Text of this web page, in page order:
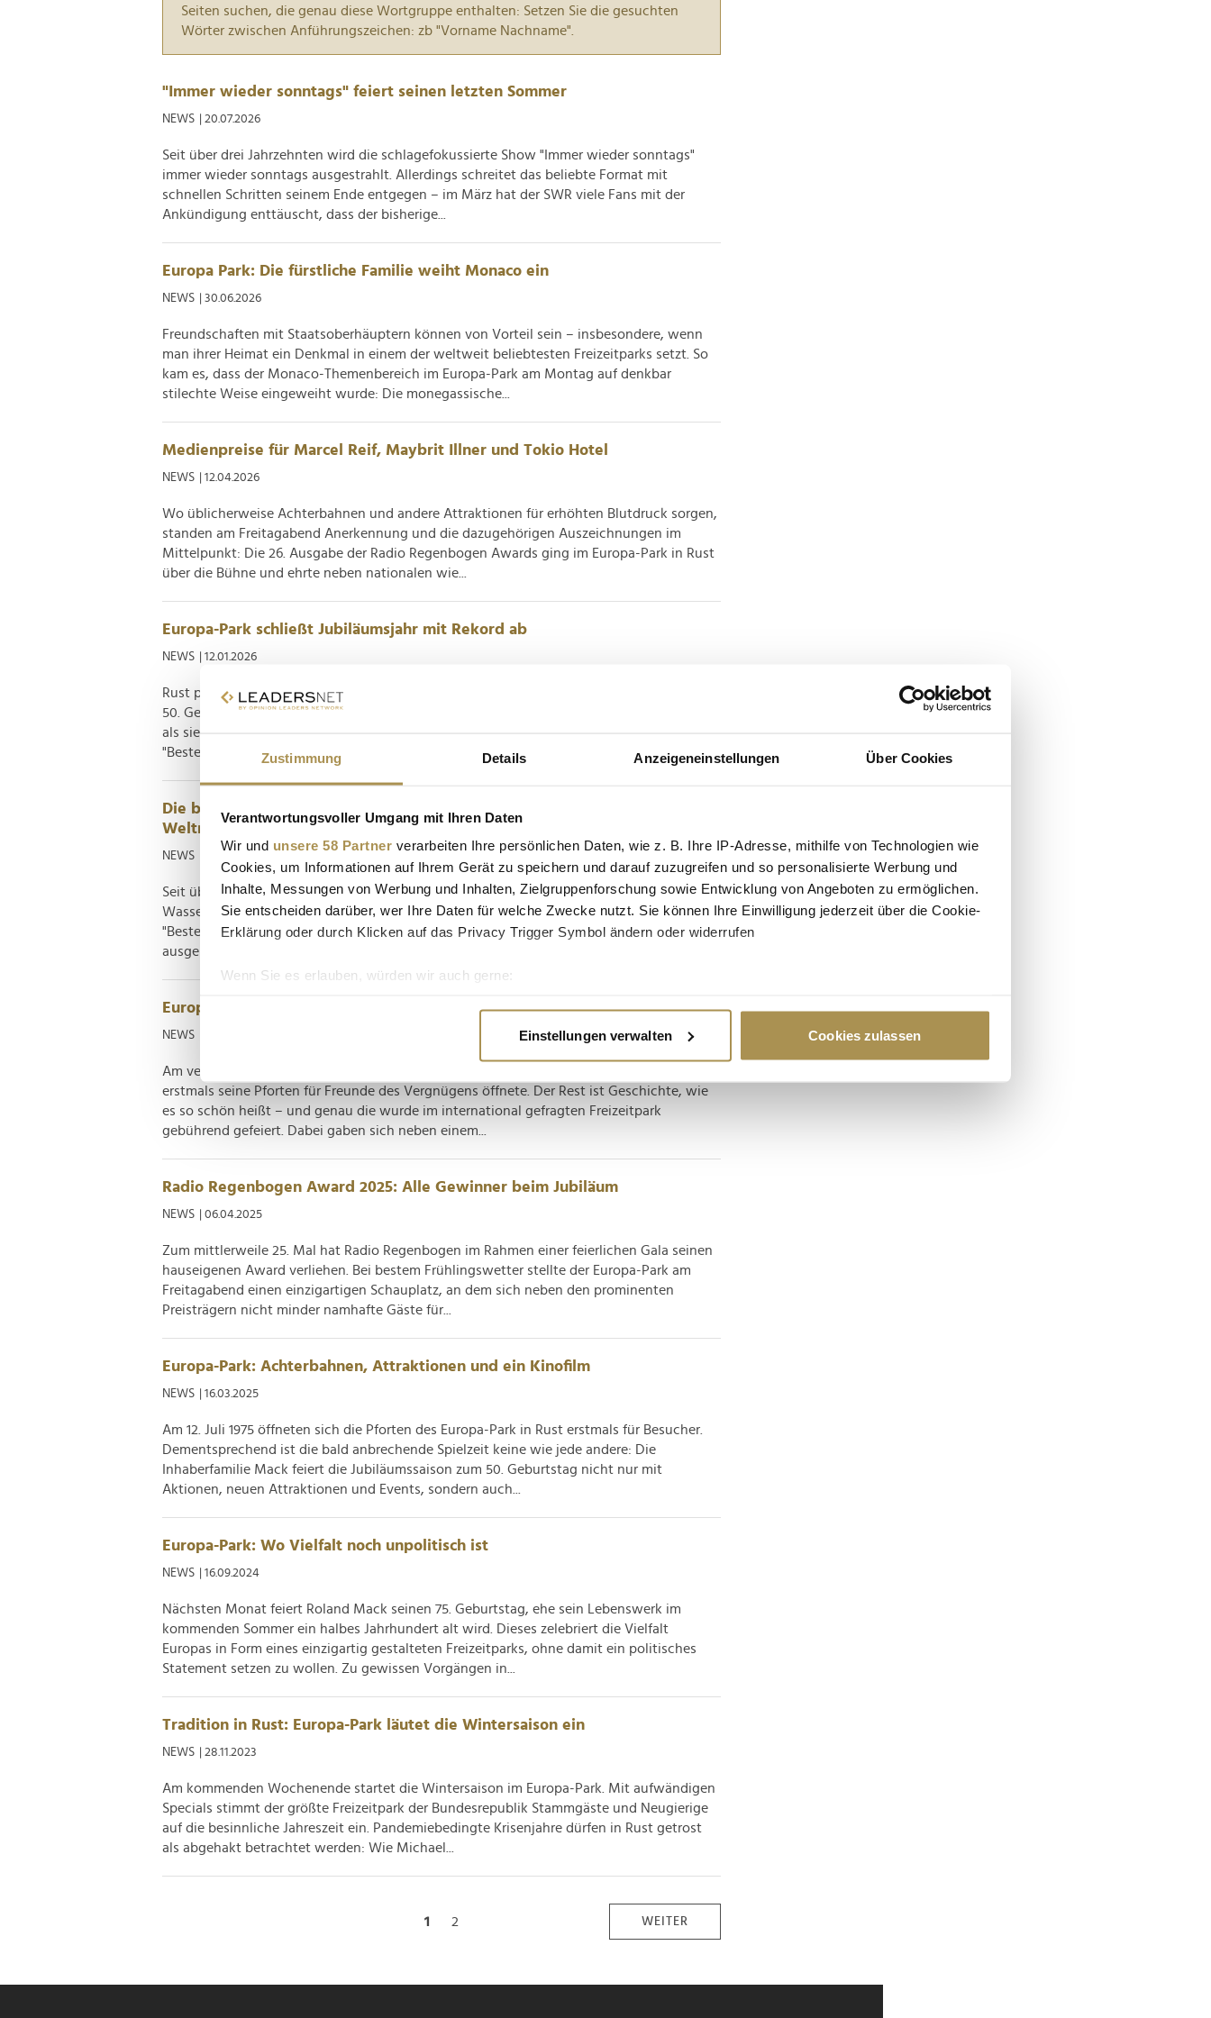
Zustimmung Details Anzeigeneinstellungen Über Cookies
Verantwortungsvoller Umgang mit Ihren Daten
Wir und unsere 58 Partner verarbeiten Ihre persönlichen Daten, wie z. B. Ihre IP-Adresse, mithilfe von Technologien wie
Cookies, um Informationen auf Ihrem Gerät zu speichern und darauf zuzugreifen und so personalisierte Werbung und
Inhalte, Messungen von Werbung und Inhalten, Zielgruppenforschung sowie Entwicklung von Angeboten zu ermöglichen.
Sie entscheiden darüber, wer Ihre Daten für welche Zwecke nutzt. Sie können Ihre Einwilligung jederzeit über die Cookie-
Erklärung oder durch Klicken auf das Privacy Trigger Symbol ändern oder widerrufen
Wenn Sie es erlauben, würden wir auch gerne:
Erfahren Sie mehr darüber, wie Ihre persönlichen Daten verarbeitet werden, und legen Sie Ihre Präferenzen im
Wir verwenden Cookies, um Inhalte und Anzeigen zu personalisieren, Funktionen für soziale Medien anbieten zu können
und die Zugriffe auf unsere Website zu analysieren. Außerdem geben wir Informationen zu Ihrer Verwendung unserer
Website an unsere Partner für soziale Medien, Werbung und Analysen weiter. Unsere Partner führen diese Informationen
möglicherweise mit weiteren Daten zusammen, die Sie ihnen bereitgestellt haben oder die sie im Rahmen Ihrer Nutzung
der Dienste gesammelt haben.
Einstellungen verwalten Cookies zulassen
Seiten suchen, die genau diese Wortgruppe enthalten: Setzen Sie die gesuchten
Wörter zwischen Anführungszeichen: zb "Vorname Nachname".
"Immer wieder sonntags" feiert seinen letzten Sommer
NEWS | 20.07.2026
Seit über drei Jahrzehnten wird die schlagefokussierte Show "Immer wieder sonntags"
immer wieder sonntags ausgestrahlt. Allerdings schreitet das beliebte Format mit
schnellen Schritten seinem Ende entgegen – im März hat der SWR viele Fans mit der
Ankündigung enttäuscht, dass der bisherige...
Europa Park: Die fürstliche Familie weiht Monaco ein
NEWS | 30.06.2026
Freundschaften mit Staatsoberhäuptern können von Vorteil sein – insbesondere, wenn
man ihrer Heimat ein Denkmal in einem der weltweit beliebtesten Freizeitparks setzt. So
kam es, dass der Monaco-Themenbereich im Europa-Park am Montag auf denkbar
stilechte Weise eingeweiht wurde: Die monegassische...
Medienpreise für Marcel Reif, Maybrit Illner und Tokio Hotel
NEWS | 12.04.2026
Wo üblicherweise Achterbahnen und andere Attraktionen für erhöhten Blutdruck sorgen,
standen am Freitagabend Anerkennung und die dazugehörigen Auszeichnungen im
Mittelpunkt: Die 26. Ausgabe der Radio Regenbogen Awards ging im Europa-Park in Rust
über die Bühne und ehrte neben nationalen wie...
Europa-Park schließt Jubiläumsjahr mit Rekord ab
NEWS | 12.01.2026
Rust präsentiert ein Resümee mit Ausrufezeichen: Nach einer Saison ganz im Zeichen des
50. Geburtstags vermelden die Betreiber des Europa-Park nun, dass 2025 erstmals mehr
als sieben Millionen vergnügungslustige Menschen zu Gast waren. Damit übertrifft der
"Beste Freizeitpark der Welt" (laut Golden...
Die besten Freizeitparks und Achterbahnen: Deutschland weiter auf
Weltniveau
NEWS
Seit über einem Vierteljahrhundert werden die Golden Ticket Awards an Freizeit- und
Wasserparks sowie die dazugehörigen Attraktionen vergeben. In der Königskategorie
"Bester Freizeitpark der Welt" ist die Konkurrenz dank global bekannter Marken
ausgeprägt – und doch geht der Award dieses Jahr schon...
Europa-Park ist 50: Große Erinnerungen und bekannte Gratulanten
NEWS
Am vergangen Samstag hat es sich zum 50. Mal gejährt, dass der Europa-Park in Rust
erstmals seine Pforten für Freunde des Vergnügens öffnete. Der Rest ist Geschichte, wie
es so schön heißt – und genau die wurde im international gefragten Freizeitpark
gebührend gefeiert. Dabei gaben sich neben einem...
Radio Regenbogen Award 2025: Alle Gewinner beim Jubiläum
NEWS | 06.04.2025
Zum mittlerweile 25. Mal hat Radio Regenbogen im Rahmen einer feierlichen Gala seinen
hauseigenen Award verliehen. Bei bestem Frühlingswetter stellte der Europa-Park am
Freitagabend einen einzigartigen Schauplatz, an dem sich neben den prominenten
Preisträgern nicht minder namhafte Gäste für...
Europa-Park: Achterbahnen, Attraktionen und ein Kinofilm
NEWS | 16.03.2025
Am 12. Juli 1975 öffneten sich die Pforten des Europa-Park in Rust erstmals für Besucher.
Dementsprechend ist die bald anbrechende Spielzeit keine wie jede andere: Die
Inhaberfamilie Mack feiert die Jubiläumssaison zum 50. Geburtstag nicht nur mit
Aktionen, neuen Attraktionen und Events, sondern auch...
Europa-Park: Wo Vielfalt noch unpolitisch ist
NEWS | 16.09.2024
Nächsten Monat feiert Roland Mack seinen 75. Geburtstag, ehe sein Lebenswerk im
kommenden Sommer ein halbes Jahrhundert alt wird. Dieses zelebriert die Vielfalt
Europas in Form eines einzigartig gestalteten Freizeitparks, ohne damit ein politisches
Statement setzen zu wollen. Zu gewissen Vorgängen in...
Tradition in Rust: Europa-Park läutet die Wintersaison ein
NEWS | 28.11.2023
Am kommenden Wochenende startet die Wintersaison im Europa-Park. Mit aufwändigen
Specials stimmt der größte Freizeitpark der Bundesrepublik Stammgäste und Neugierige
auf die besinnliche Jahreszeit ein. Pandemiebedingte Krisenjahre dürfen in Rust getrost
als abgehakt betrachtet werden: Wie Michael...
1 2 WEITER